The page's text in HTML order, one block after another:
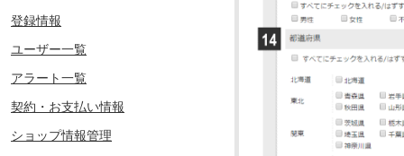
登録情報
ユーザー一覧
アラート一覧
契約・お支払い情報
ショップ情報管理